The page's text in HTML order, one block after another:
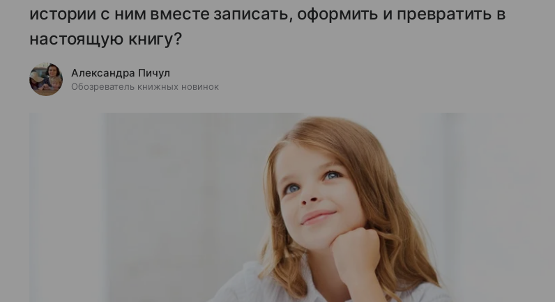
истории с ним вместе записать, оформить и превратить в
настоящую книгу?
Александра Пичул
Обозреватель книжных новинок